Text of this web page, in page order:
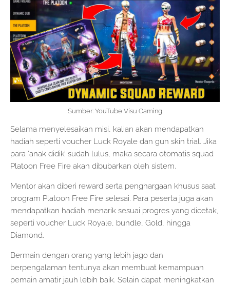
Sumber: YouTube Visu Gaming
Selama menyelesaikan misi, kalian akan mendapatkan
hadiah seperti voucher Luck Royale dan gun skin trial. Jika
para ‘anak didik’ sudah lulus, maka secara otomatis squad
Platoon Free Fire akan dibubarkan oleh sistem.
Mentor akan diberi reward serta penghargaan khusus saat
program Platoon Free Fire selesai. Para peserta juga akan
mendapatkan hadiah menarik sesuai progres yang dicetak,
seperti voucher Luck Royale, bundle, Gold, hingga
Diamond.
Bermain dengan orang yang lebih jago dan
berpengalaman tentunya akan membuat kemampuan
pemain amatir jauh lebih baik. Selain dapat meningkatkan